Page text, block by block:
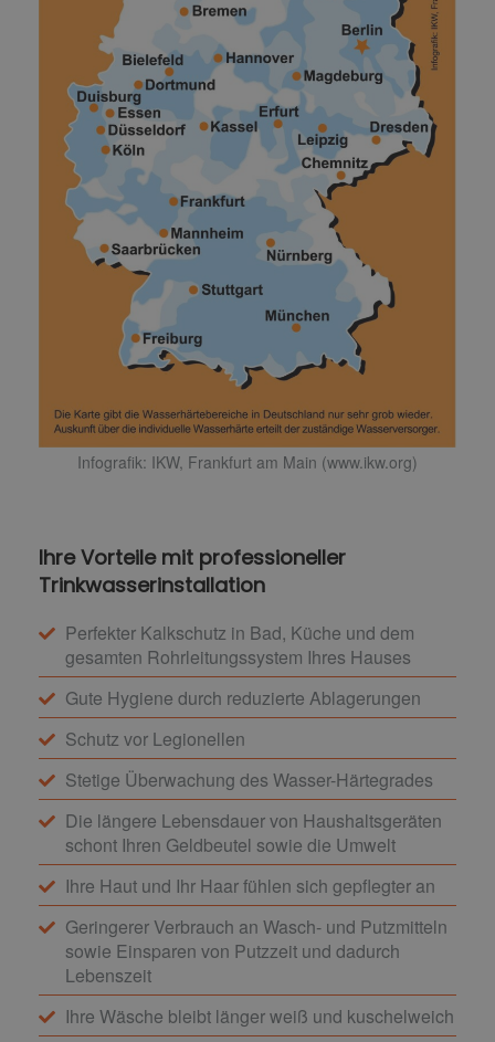
Infografik: IKW, Frankfurt am Main (www.ikw.org)
Ihre Vorteile mit professioneller
Trinkwasserinstallation
Perfekter Kalkschutz in Bad, Küche und dem
gesamten Rohrleitungssystem Ihres Hauses
Gute Hygiene durch reduzierte Ablagerungen
Schutz vor Legionellen
Stetige Überwachung des Wasser-Härtegrades
Die längere Lebensdauer von Haushaltsgeräten
schont Ihren Geldbeutel sowie die Umwelt
Ihre Haut und Ihr Haar fühlen sich gepflegter an
Geringerer Verbrauch an Wasch- und Putzmitteln
sowie Einsparen von Putzzeit und dadurch
Lebenszeit
Ihre Wäsche bleibt länger weiß und kuschelweich